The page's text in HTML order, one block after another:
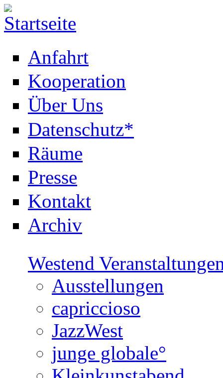
Anfahrt
Kooperation
Über Uns
Datenschutz*
Räume
Presse
Kontakt
Archiv
Westend
Ausstellungen
capriccioso
JazzWest
junge globale°